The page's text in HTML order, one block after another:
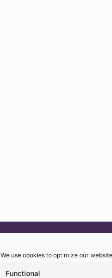
We use cookies to optimize our
Functional